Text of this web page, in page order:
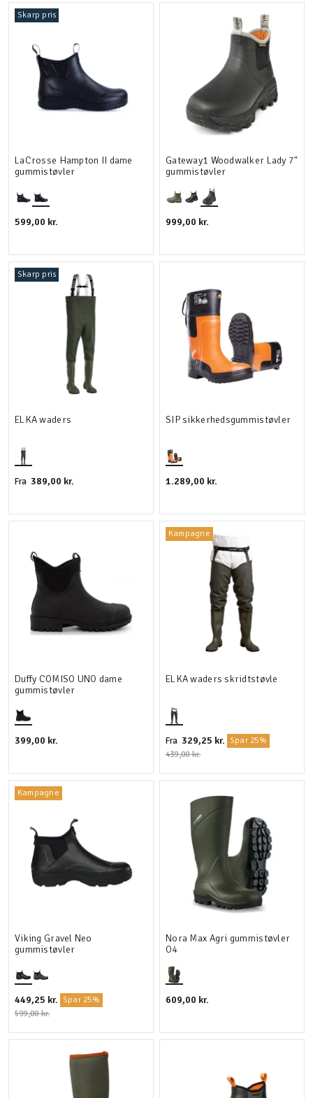
Skarp pris
LaCrosse Hampton II dame
gummistøvler
599,00 kr.
Gateway1 Woodwalker Lady 7"
gummistøvler
999,00 kr.
Skarp pris
ELKA waders
Fra 389,00 kr.
SIP sikkerhedsgummistøvler
1.289,00 kr.
Duffy COMISO UNO dame
gummistøvler
399,00 kr.
Kampagne
ELKA waders skridtstøvle
Fra 329,25 kr. Spar 25%
439,00 kr.
Kampagne
Viking Gravel Neo
gummistøvler
449,25 kr. Spar 25%
599,00 kr.
Nora Max Agri gummistøvler
O4
609,00 kr.